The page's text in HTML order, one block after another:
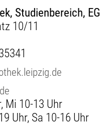
Studienbereich, EG
10/11
Mi 10-13 Uhr
Uhr, Sa 10-16 Uhr